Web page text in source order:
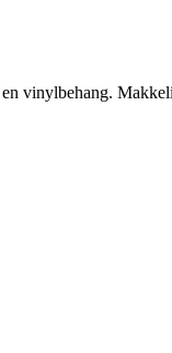
vinylbehang.